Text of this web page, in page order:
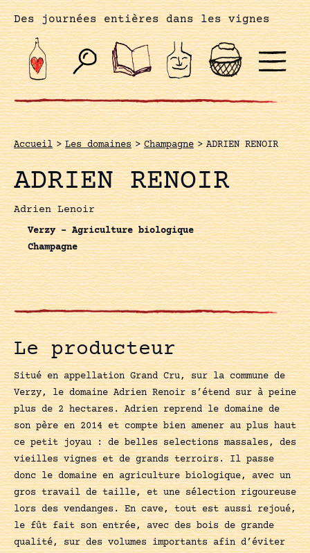
Des journées entières dans les vignes
Accueil > Les domaines > Champagne > ADRIEN RENOIR
ADRIEN RENOIR
Adrien Lenoir
Verzy - Agriculture biologique
Champagne
Le producteur
Situé en appellation Grand Cru, sur la commune de
Verzy, le domaine Adrien Renoir s’étend sur à peine
plus de 2 hectares. Adrien reprend le domaine de
son père en 2014 et compte bien amener au plus haut
ce petit joyau : de belles selections massales, des
vieilles vignes et de grands terroirs. Il passe
donc le domaine en agriculture biologique, avec un
gros travail de taille, et une sélection rigoureuse
lors des vendanges. En cave, tout est aussi rejoué,
le fût fait son entrée, avec des bois de grande
qualité, sur des volumes importants afin d’éviter